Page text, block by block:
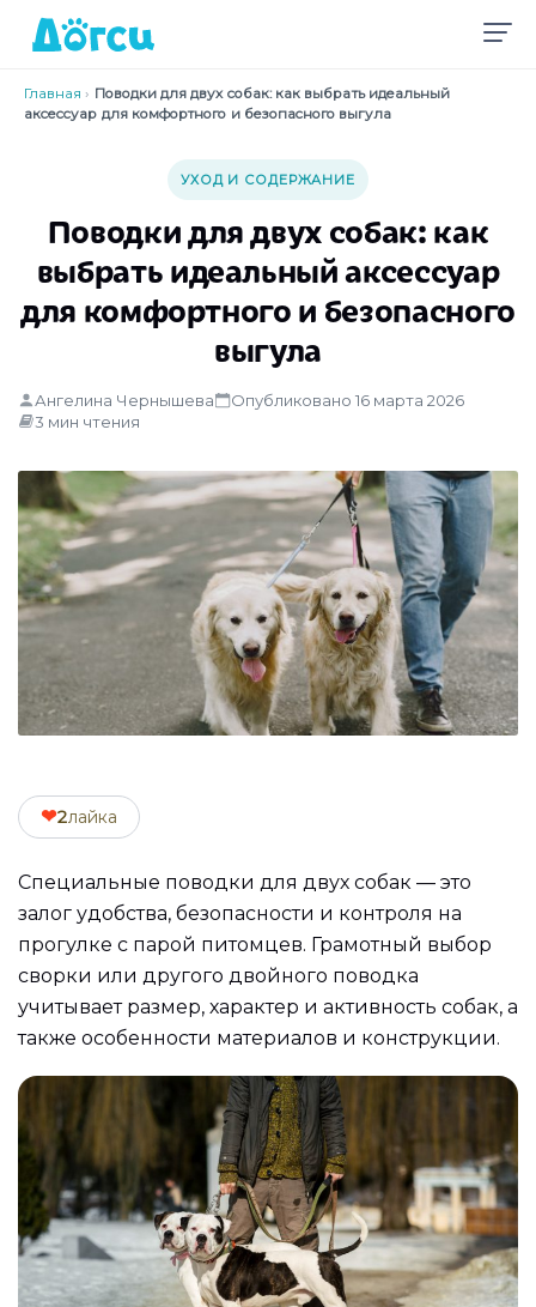
Главная › Поводки для двух собак: как выбрать идеальный
аксессуар для комфортного и безопасного выгула
УХОД И СОДЕРЖАНИЕ
Поводки для двух собак: как
выбрать идеальный аксессуар
для комфортного и безопасного
выгула
Ангелина Чернышева
Опубликовано 16 марта 2026
3 мин чтения
❤2лайка
Специальные поводки для двух собак — это
залог удобства, безопасности и контроля на
прогулке с парой питомцев. Грамотный выбор
сворки или другого двойного поводка
учитывает размер, характер и активность собак, а
также особенности материалов и конструкции.